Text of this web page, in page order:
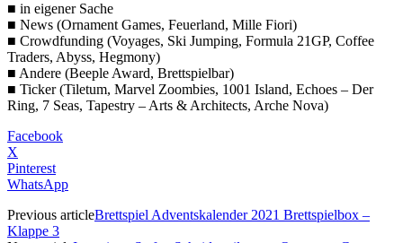
■ in eigener Sache
■ News (Ornament Games, Feuerland, Mille Fiori)
■ Crowdfunding (Voyages, Ski Jumping, Formula 21GP, Coffee
Traders, Abyss, Hegmony)
■ Andere (Beeple Award, Brettspielbar)
■ Ticker (Tiletum, Marvel Zoombies, 1001 Island, Echoes – Der
Ring, 7 Seas, Tapestry – Arts & Architects, Arche Nova)
Facebook
X
Pinterest
WhatsApp
Previous articleBrettspiel Adventskalender 2021 Brettspielbox –
Klappe 3